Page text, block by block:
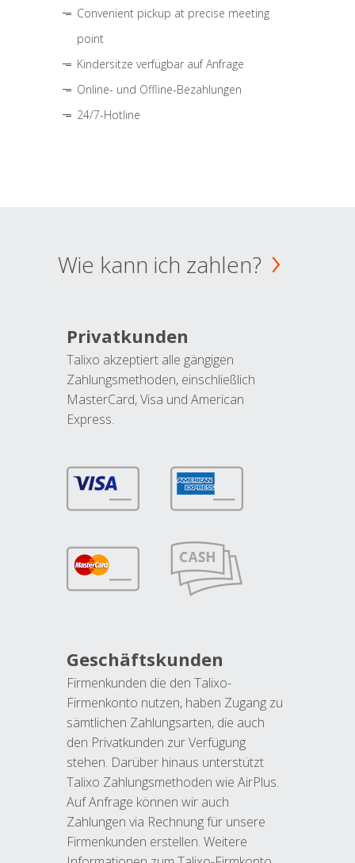
Convenient pickup at precise meeting
point
Kindersitze verfügbar auf Anfrage
Online- und Offline-Bezahlungen
24/7-Hotline
Wie kann ich zahlen?
Privatkunden
Talixo akzeptiert alle gängigen
Zahlungsmethoden, einschließlich
MasterCard, Visa und American
Express.
Geschäftskunden
Firmenkunden die den Talixo-
Firmenkonto nutzen, haben Zugang zu
sämtlichen Zahlungsarten, die auch
den Privatkunden zur Verfügung
stehen. Darüber hinaus unterstützt
Talixo Zahlungsmethoden wie AirPlus.
Auf Anfrage können wir auch
Zahlungen via Rechnung für unsere
Firmenkunden erstellen. Weitere